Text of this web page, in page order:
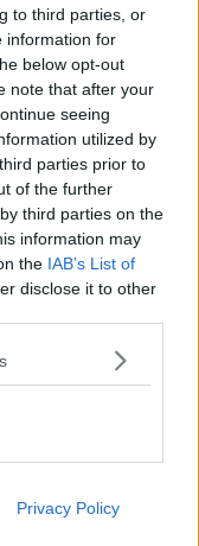
to third parties, or
information for
below opt-out
note that after your
seeing
utilized by
parties prior to
of the further
third parties on the
information may
the IAB’s List of
disclose it to other
Privacy Policy